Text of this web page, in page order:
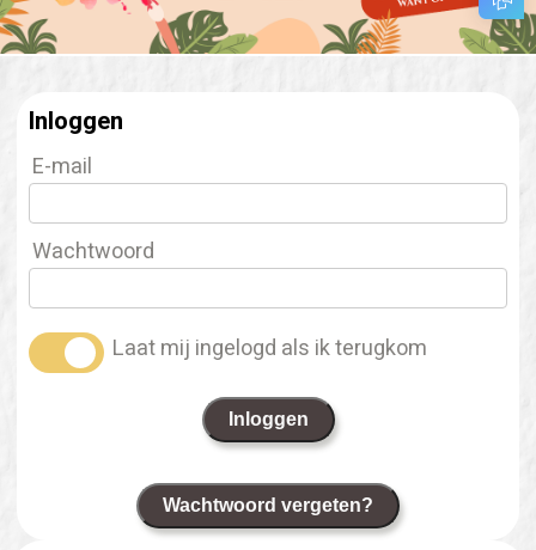
Inloggen
E-mail
Wachtwoord
Laat mij ingelogd als ik terugkom
Inloggen
Wachtwoord vergeten?